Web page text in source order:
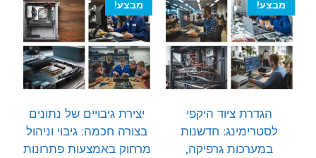
מבצע!
הגדרת ציוד היקפי
לסטרימינג: חדשנות
במערכות גרפיקה,
מבצע!
יצירת גיבויים של נתונים
בצורה חכמה: גיבוי וניהול
מרחוק באמצעות פתרונות